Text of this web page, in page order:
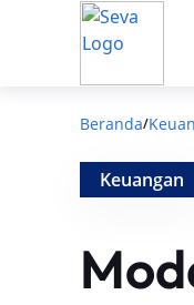
Beranda/
Keuangan